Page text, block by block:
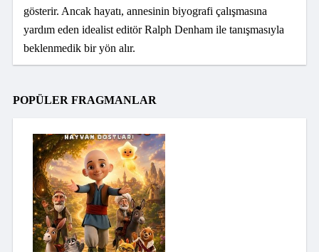
gösterir. Ancak hayatı, annesinin biyografi çalışmasına
yardım eden idealist editör Ralph Denham ile tanışmasıyla
beklenmedik bir yön alır.
POPÜLER FRAGMANLAR